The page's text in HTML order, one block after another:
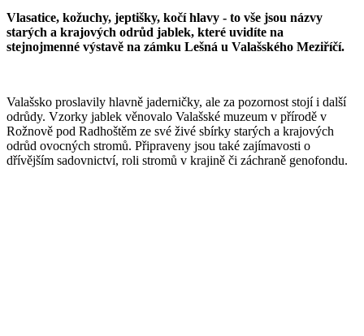
Vlasatice, kožuchy, jeptišky, kočí hlavy - to vše jsou názvy
starých a krajových odrůd jablek, které uvidíte na
stejnojmenné výstavě na zámku Lešná u Valašského Meziříčí.
Valašsko proslavily hlavně jaderničky, ale za pozornost stojí i další
odrůdy. Vzorky jablek věnovalo Valašské muzeum v přírodě v
Rožnově pod Radhoštěm ze své živé sbírky starých a krajových
odrůd ovocných stromů. Připraveny jsou také zajímavosti o
dřívějším sadovnictví, roli stromů v krajině či záchraně genofondu.